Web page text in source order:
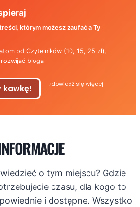
którym możesz zaufać a Ty
od Czytelników (10, 15, 25 zł),
bloga
kawkę! dowiedź się więcej
o tym miejscu? Gdzie
czasu, dla kogo to
i dostępne. Wszystko